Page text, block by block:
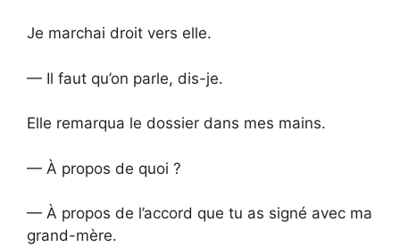
Je marchai droit vers elle.
— Il faut qu’on parle, dis-je.
Elle remarqua le dossier dans mes mains.
— À propos de quoi ?
— À propos de l’accord que tu as signé avec ma
grand-mère.